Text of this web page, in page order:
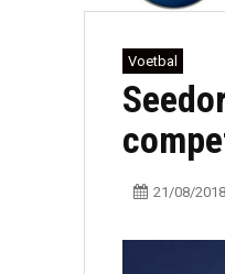
Voetbal
21/08/2018